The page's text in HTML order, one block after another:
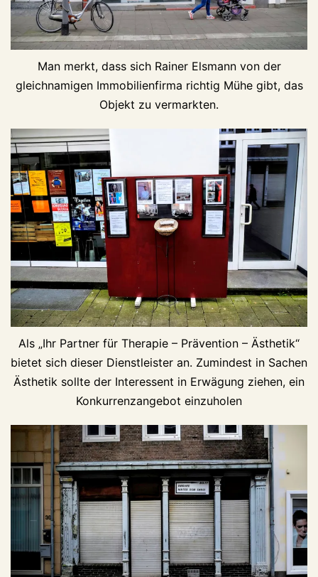
Man merkt, dass sich Rainer Elsmann von der
gleichnamigen Immobilienfirma richtig Mühe gibt, das
Objekt zu vermarkten.
Als „Ihr Partner für Therapie – Prävention – Ästhetik“
bietet sich dieser Dienstleister an. Zumindest in Sachen
Ästhetik sollte der Interessent in Erwägung ziehen, ein
Konkurrenzangebot einzuholen